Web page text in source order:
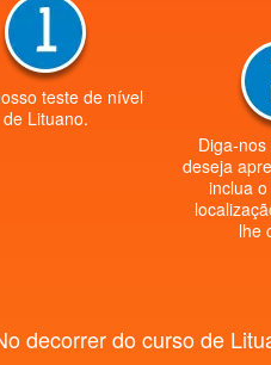
teste de nível
de Lituano.
Diga-
deseja
inclua
lhe
decorrer do curso de